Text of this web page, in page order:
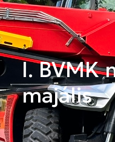
I. BVMK
majális